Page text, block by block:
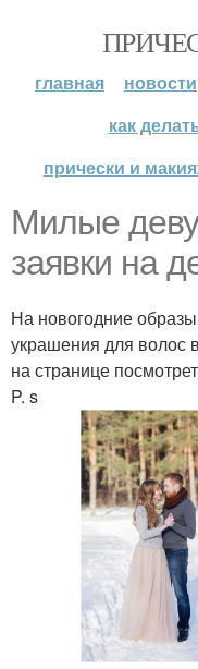
главная новости
как
прически и
Милые
заявки на
На новогодние
украшения для волос
на странице
P. s